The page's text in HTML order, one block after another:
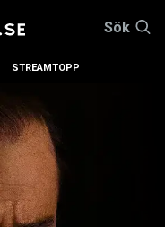
Sök
STREAMTOPP